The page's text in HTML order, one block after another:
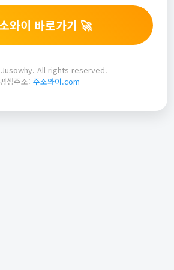
와이 바로가기 🚀
All rights reserved.
평생주소: 주소와이.com